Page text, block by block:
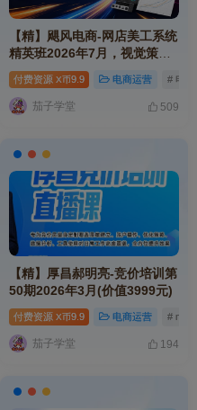
# mp # ev
【精】飓风电商-网店美工系统
精英班2026年7月，视觉策划·
主图设计·详情页制作·店铺装
修，美工系统班、精英训练、
7月新课
付费资源 X币9.9 电商运营 # 电商
茄子学堂 509
# mp # 视频
【精】厚昌郝明亮-竞价培训第
50期2026年3月(价值3999元)
付费资源 X币9.9 电商运营 # mp
茄子学堂 194